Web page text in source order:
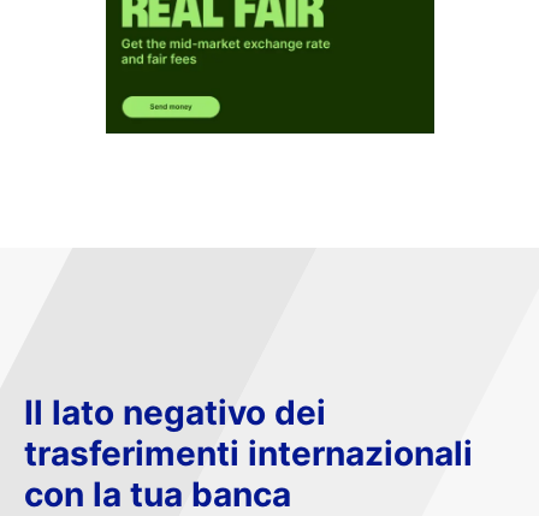
Il lato negativo dei
trasferimenti internazionali
con la tua banca